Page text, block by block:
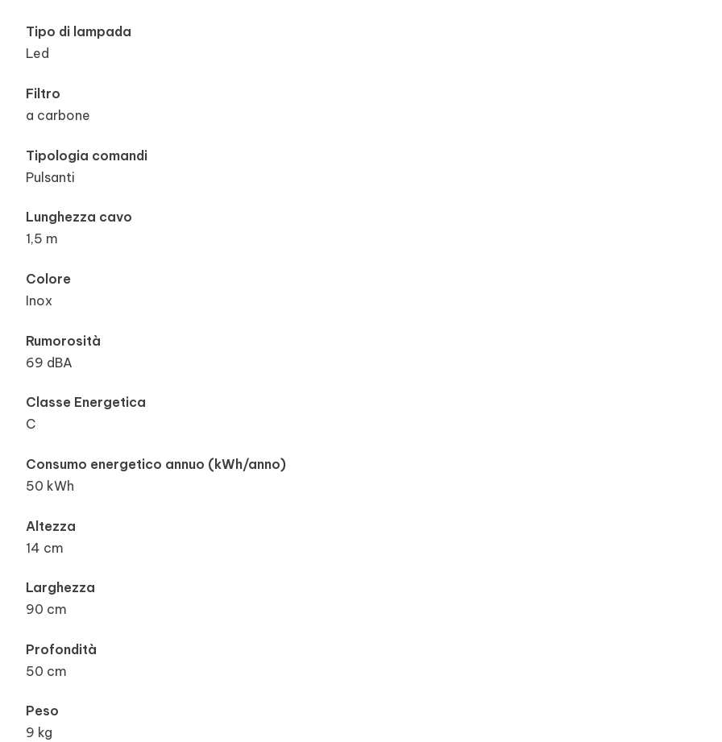
Tipo di lampada
Led
Filtro
a carbone
Tipologia comandi
Pulsanti
Lunghezza cavo
1,5 m
Colore
Inox
Rumorosità
69 dBA
Classe Energetica
C
Consumo energetico annuo (kWh/anno)
50 kWh
Altezza
14 cm
Larghezza
90 cm
Profondità
50 cm
Peso
9 kg